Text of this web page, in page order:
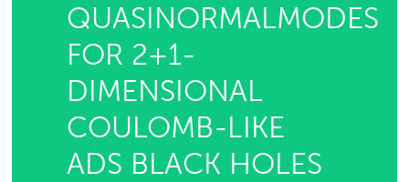
QUASINORMALMODES
FOR 2+1-
DIMENSIONAL
COULOMB-LIKE
ADS BLACK HOLES